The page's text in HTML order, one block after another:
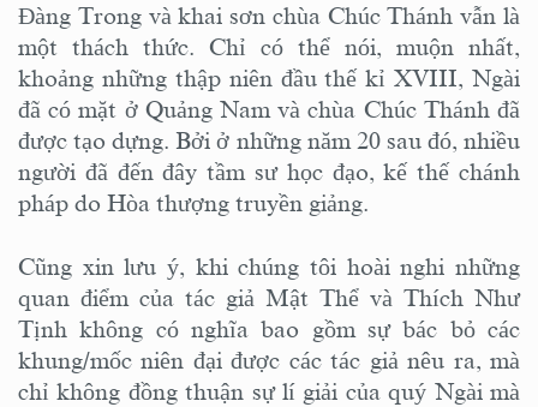
Đàng Trong và khai sơn chùa Chúc Thánh vẫn là
một thách thức. Chỉ có thể nói, muộn nhất,
khoảng những thập niên đầu thế kỉ XVIII, Ngài
đã có mặt ở Quảng Nam và chùa Chúc Thánh đã
được tạo dựng. Bởi ở những năm 20 sau đó, nhiều
người đã đến đây tầm sư học đạo, kế thế chánh
pháp do Hòa thượng truyền giảng.
Cũng xin lưu ý, khi chúng tôi hoài nghi những
quan điểm của tác giả Mật Thể và Thích Như
Tịnh không có nghĩa bao gồm sự bác bỏ các
khung/mốc niên đại được các tác giả nêu ra, mà
chỉ không đồng thuận sự lí giải của quý Ngài mà